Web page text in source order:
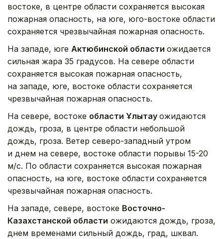
востоке, в центре области сохраняется высокая
пожарная опасность, на юге, юго-востоке области
сохраняется чрезвычайная пожарная опасность.
На западе, юге Актюбинской области ожидается
сильная жара 35 градусов. На севере области
сохраняется высокая пожарная опасность,
на западе, юге, востоке области сохраняется
чрезвычайная пожарная опасность.
На севере, востоке области Ұлытау ожидаются
дождь, гроза, в центре области небольшой
дождь, гроза. Ветер северо-западный утром
и днем на севере, востоке области порывы 15-20
м/с. По области сохраняется высокая пожарная
опасность, на юге, востоке области сохраняется
чрезвычайная пожарная опасность.
На западе, севере, востоке Восточно-
Казахстанской области ожидаются дождь, гроза,
днем временами сильный дождь, град, шквал.